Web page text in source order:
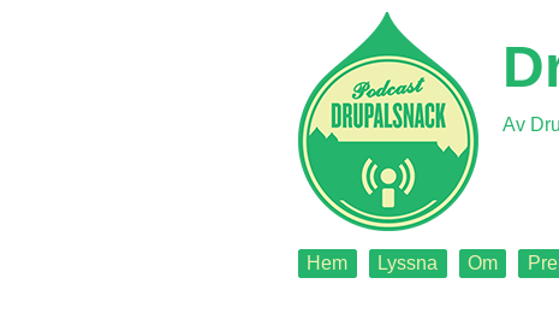
Av
Back
Hem Lyssna Om